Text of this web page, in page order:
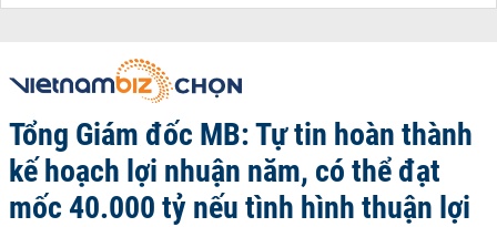
Tổng Giám đốc MB: Tự tin hoàn thành
kế hoạch lợi nhuận năm, có thể đạt
mốc 40.000 tỷ nếu tình hình thuận lợi